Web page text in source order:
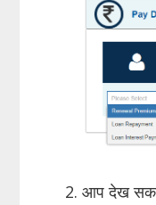
आप देख सकते